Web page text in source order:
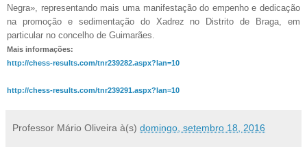
Negra», representando mais uma manifestação do empenho e dedicação
na promoção e sedimentação do Xadrez no Distrito de Braga, em
particular no concelho de Guimarães.
Mais informações:
http://chess-results.com/tnr239282.aspx?lan=10
http://chess-results.com/tnr239291.aspx?lan=10
Professor Mário Oliveira à(s) domingo, setembro 18, 2016